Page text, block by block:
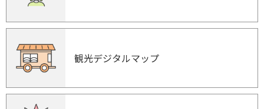
観光デジタルマップ